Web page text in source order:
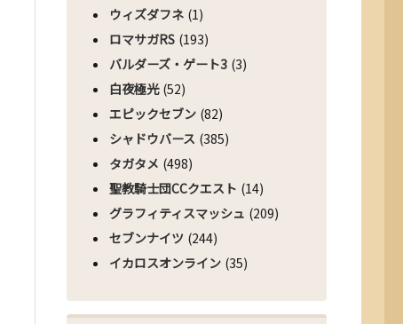
ウィズダフネ (1)
ロマサガRS (193)
バルダーズ・ゲート3 (3)
白夜極光(52)
エピックセブン (82)
シャドウバース (385)
タガタメ (498)
聖教騎士団CCクエスト (14)
グラフィティスマッシュ (209)
セブンナイツ (244)
イカロスオンライン (35)